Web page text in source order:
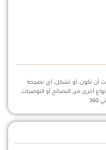
أن تكون، أو تشكل، أي نصيحة
أخرى من النصائح أو التوصيات